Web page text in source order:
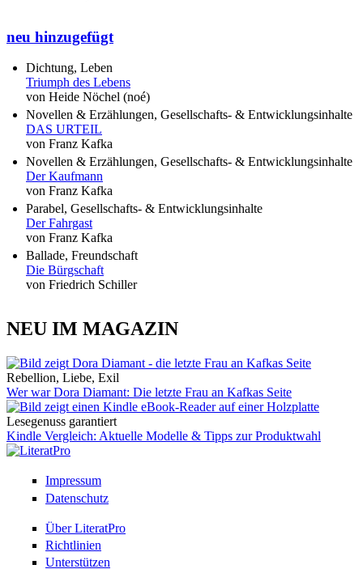
neu hinzugefügt
Dichtung, Leben
Triumph des Lebens
von Heide Nöchel (noé)
Novellen & Erzählungen, Gesellschafts- & Entwicklungsinhalte
DAS URTEIL
von Franz Kafka
Novellen & Erzählungen, Gesellschafts- & Entwicklungsinhalte
Der Kaufmann
von Franz Kafka
Parabel, Gesellschafts- & Entwicklungsinhalte
Der Fahrgast
von Franz Kafka
Ballade, Freundschaft
Die Bürgschaft
von Friedrich Schiller
NEU IM MAGAZIN
Rebellion, Liebe, Exil
Wer war Dora Diamant: Die letzte Frau an Kafkas Seite
Lesegenuss garantiert
Kindle Vergleich: Aktuelle Modelle & Tipps zur Produktwahl
Impressum
Datenschutz
Über LiteratPro
Richtlinien
Unterstützen